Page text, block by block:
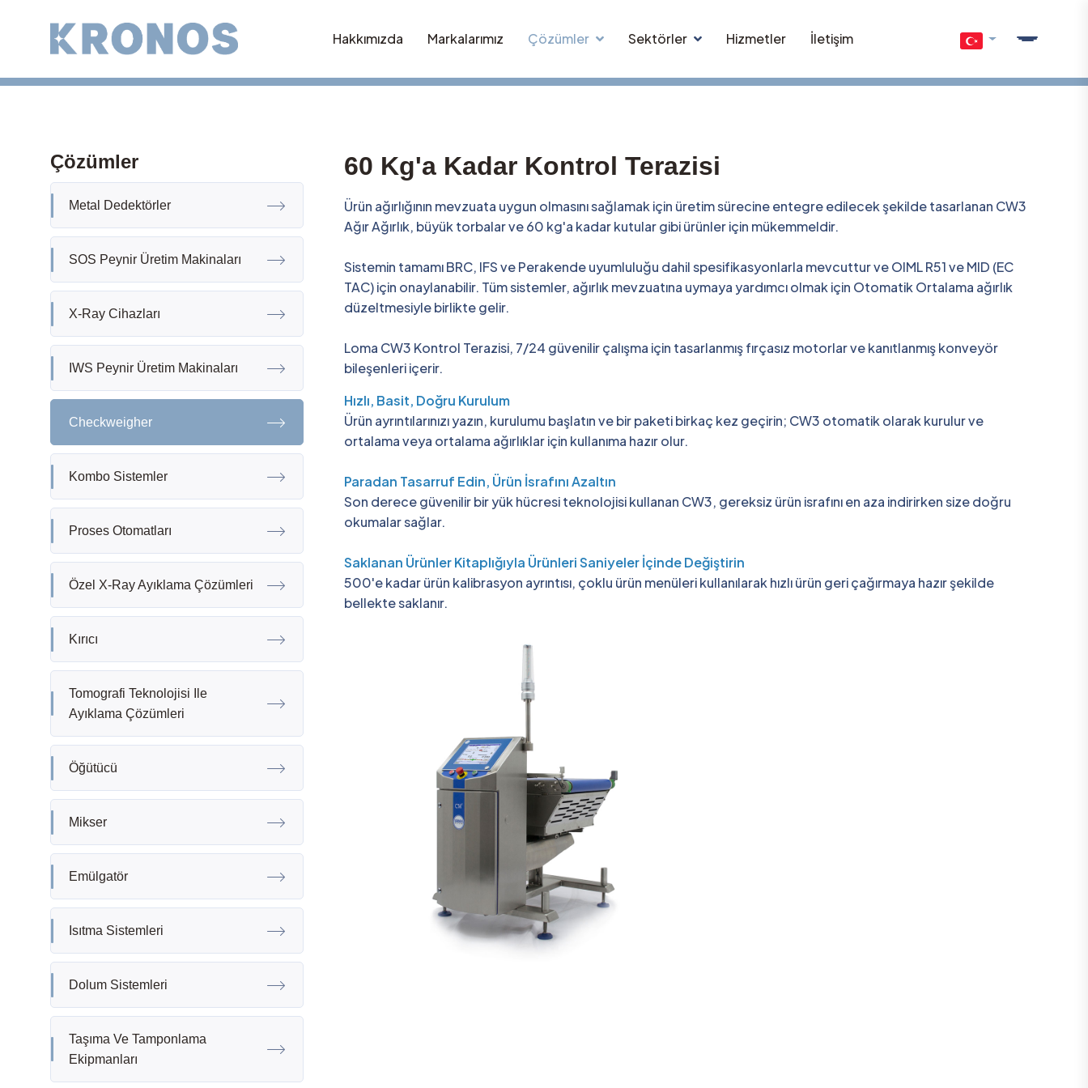
Hakkımızda Markalarımız Çözümler Sektörler Hizmetler İletişim
60 Kg'a Kadar Kontrol Terazisi
Ürün ağırlığının mevzuata uygun olmasını sağlamak için üretim sürecine entegre edilecek şekilde tasarlanan CW3
Ağır Ağırlık, büyük torbalar ve 60 kg'a kadar kutular gibi ürünler için mükemmeldir.
Sistemin tamamı BRC, IFS ve Perakende uyumluluğu dahil spesifikasyonlarla mevcuttur ve OIML R51 ve MID (EC
TAC) için onaylanabilir. Tüm sistemler, ağırlık mevzuatına uymaya yardımcı olmak için Otomatik Ortalama ağırlık
düzeltmesiyle birlikte gelir.
Loma CW3 Kontrol Terazisi, 7/24 güvenilir çalışma için tasarlanmış fırçasız motorlar ve kanıtlanmış konveyör
bileşenleri içerir.
Hızlı, Basit, Doğru Kurulum
Ürün ayrıntılarınızı yazın, kurulumu başlatın ve bir paketi birkaç kez geçirin; CW3 otomatik olarak kurulur ve
ortalama veya ortalama ağırlıklar için kullanıma hazır olur.
Paradan Tasarruf Edin, Ürün İsrafını Azaltın
Son derece güvenilir bir yük hücresi teknolojisi kullanan CW3, gereksiz ürün israfını en aza indirirken size doğru
okumalar sağlar.
Saklanan Ürünler Kitaplığıyla Ürünleri Saniyeler İçinde Değiştirin
500'e kadar ürün kalibrasyon ayrıntısı, çoklu ürün menüleri kullanılarak hızlı ürün geri çağırmaya hazır şekilde
bellekte saklanır.
Çözümler
Metal Dedektörler
SOS Peynir Üretim Makinaları
X-Ray Cihazları
IWS Peynir Üretim Makinaları
Checkweigher
Kombo Sistemler
Proses Otomatları
Özel X-Ray Ayıklama Çözümleri
Kırıcı
Tomografi Teknolojisi Ile
Ayıklama Çözümleri
Öğütücü
Mikser
Emülgatör
Isıtma Sistemleri
Dolum Sistemleri
Taşıma Ve Tamponlama
Ekipmanları